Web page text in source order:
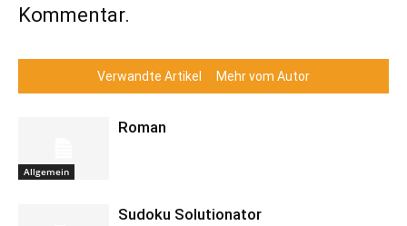
Kommentar.
Verwandte Artikel Mehr vom Autor
Allgemein
Roman
Sudoku Solutionator